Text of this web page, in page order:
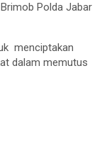
Polda Jabar
menciptakan
dalam memutus